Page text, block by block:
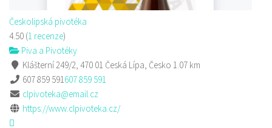
Českolipská pivotéka
4.50 (1 recenze)
Piva a Pivotéky
Klášterní 249/2, 470 01 Česká Lípa, Česko 1.07 km
607 859 591607 859 591
clpivoteka@email.cz
https://www.clpivoteka.cz/